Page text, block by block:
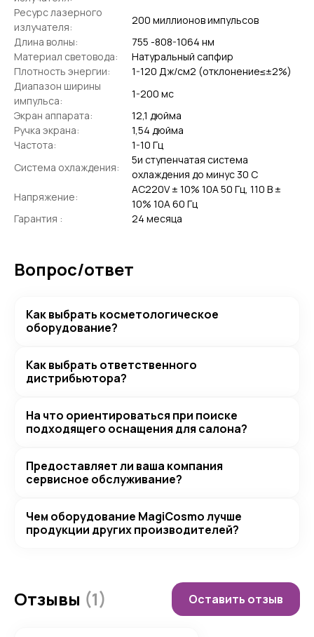
Ресурс лазерного
излучателя:
200 миллионов импульсов
Длина волны:
755 -808-1064 нм
Материал световода:
Натуральный сапфир
Плотность энергии:
1-120 Дж/см2 (отклонение≤±2%)
Диапазон ширины
импульса:
1-200 мс
Экран аппарата:
12,1 дюйма
Ручка экрана:
1,54 дюйма
Частота:
1-10 Гц
Система охлаждения:
5и ступенчатая система
охлаждения до минус 30 С
Напряжение:
AC220V ± 10% 10A 50 Гц, 110 В ±
10% 10A 60 Гц
Гарантия :
24 месяца
Вопрос/ответ
Как выбрать косметологическое
оборудование?
Как выбрать ответственного
дистрибьютора?
На что ориентироваться при поиске
подходящего оснащения для салона?
Предоставляет ли ваша компания
сервисное обслуживание?
Чем оборудование MagiCosmo лучше
продукции других производителей?
Отзывы (1) Оставить отзыв